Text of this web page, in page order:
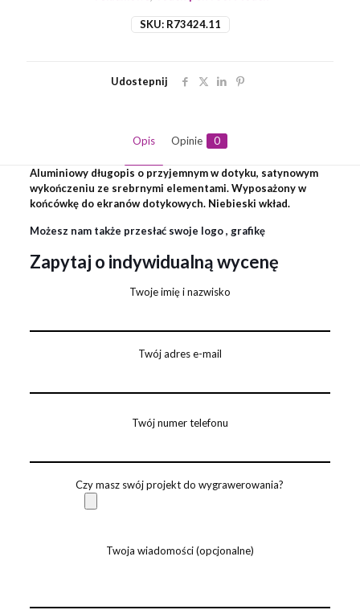
SKU: R73424.11
Udostepnij
Opis Opinie 0
Aluminiowy długopis o przyjemnym w dotyku, satynowym
wykończeniu ze srebrnymi elementami. Wyposażony w
końcówkę do ekranów dotykowych. Niebieski wkład.
Możesz nam także przesłać swoje logo , grafikę
Zapytaj o indywidualną wycenę
Twoje imię i nazwisko
Twój adres e-mail
Twój numer telefonu
Czy masz swój projekt do wygrawerowania?
Twoja wiadomości (opcjonalne)